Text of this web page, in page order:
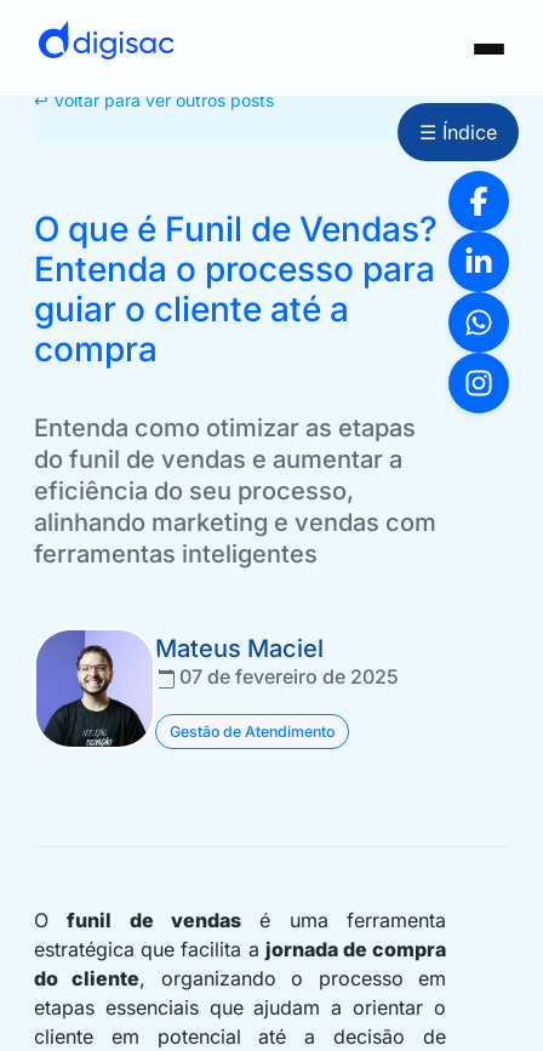
↩ Voltar para ver outros posts
O que é Funil de Vendas?
Entenda o processo para
guiar o cliente até a
compra
Entenda como otimizar as etapas
do funil de vendas e aumentar a
eficiência do seu processo,
alinhando marketing e vendas com
ferramentas inteligentes
Mateus Maciel
07 de fevereiro de 2025
Gestão de Atendimento
Ofunil de vendas é uma ferramenta
estratégica que facilita a jornada de compra
do cliente, organizando o processo em
etapas essenciais que ajudam a orientar o
cliente em potencial até a decisão de
☰ Índice